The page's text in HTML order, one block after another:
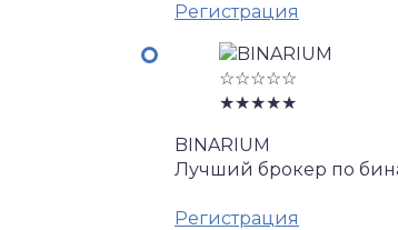
Регистрация
☆☆☆☆☆
★★★★★
BINARIUM
Лучший брокер по
Регистрация